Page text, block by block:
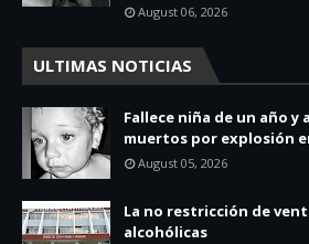
August 06, 2026
ULTIMAS NOTICIAS
Fallece niña de un año y
muertos por explosión
August 05, 2026
La no restricción de
alcohólicas